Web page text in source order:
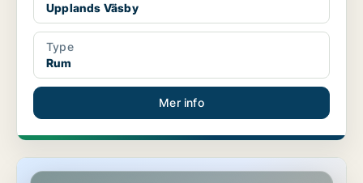
Upplands Väsby
Type
Rum
Mer info
Rum i Upplands Väsby